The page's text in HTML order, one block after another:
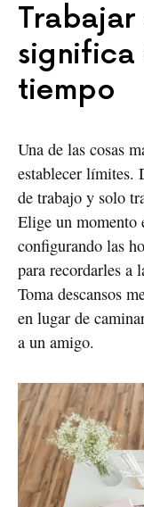
Trabajar
tiempo
Una de las cosas
establecer límites.
de trabajo y solo
Elige un momento
configurando las
para recordarles a
Toma descansos
en lugar de
a un amigo.